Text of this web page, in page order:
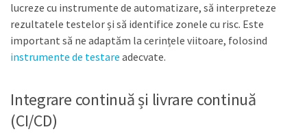
lucreze cu instrumente de automatizare, să interpreteze
rezultatele testelor și să identifice zonele cu risc. Este
important să ne adaptăm la cerințele viitoare, folosind
instrumente de testare adecvate.
Integrare continuă și livrare continuă
(CI/CD)